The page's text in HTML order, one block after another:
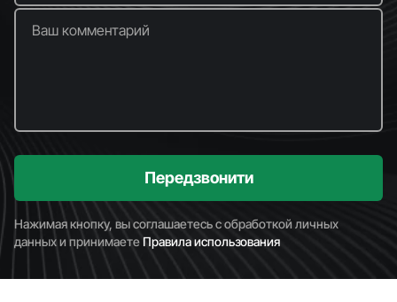
Ваш комментарий
Передзвонити
Нажимая кнопку, вы соглашаетесь с обработкой личных
данных и принимаетеПравила использования